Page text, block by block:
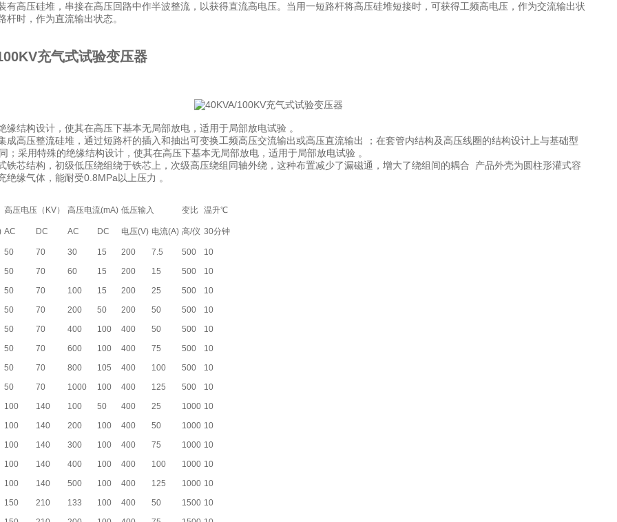
有高压硅堆，串接在高压回路中作半波整流，以获得直流高电压。当用一短路杆将高压硅堆短接时，可获得工频高电压，作为交流输出状
杆时，作为直流输出状态。
充气式试验变压器
缘结构设计，使其在高压下基本无局部放电，适用于局部放电试验 。
成高压整流硅堆，通过短路杆的插入和抽出可变换工频高压交流输出或高压直流输出 ；在套管内结构及高压线圈的结构设计上与基础型
；采用特殊的绝缘结构设计，使其在高压下基本无局部放电，适用于局部放电试验 。
铁芯结构，初级低压绕组绕于铁芯上，次级高压绕组同轴外绕，这种布置减少了漏磁通，增大了绕组间的耦合 产品外壳为圆柱形灌式容
绝缘气体，能耐受0.8MPa以上压力 。
高压电压（KV） 高压电流(mA) 低压输入 变比 温升℃
AC DC AC DC 电压(V) 电流(A) 高/仪 30分钟
50 70 30 15 200 7.5 500
10
50
70 60 15 200 15 500
10
50
70 100 15 200 25 500
10
50
70 200 50 200 50 500
10
50
70 400 100 400 50 500
10
50
70 600 100 400 75 500
10
50
70 800 105 400 100 500
10
50
70 1000 100 400 125 500
10
100
140 100 50 400 25 1000 10
100
140 200 100 400 50 1000 10
100
140 300 100 400 75 1000 10
100
140 400 100 400 100 1000 10
100
140 500 100 400 125 1000 10
150
210 133 100 400 50 1500 10